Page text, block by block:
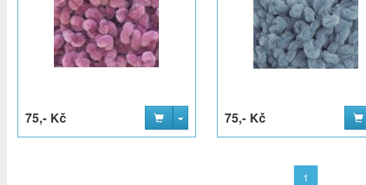
75,- Kč 75,- Kč
1